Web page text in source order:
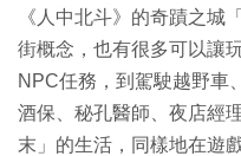
《人中北斗》的奇蹟之城
街概念，也有很多可以讓
NPC任務，到駕駛越野車
酒保、秘孔醫師、夜店經
末」的生活，同樣地在遊